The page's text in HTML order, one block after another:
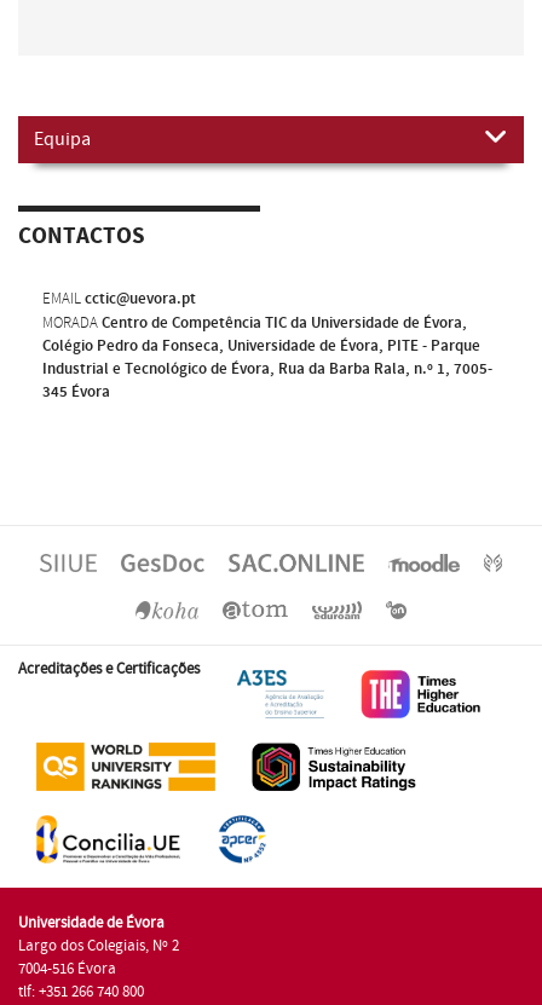
Equipa
CONTACTOS
EMAILcctic@uevora.pt
MORADACentro de Competência TIC da Universidade de Évora,
Colégio Pedro da Fonseca, Universidade de Évora, PITE - Parque
Industrial e Tecnológico de Évora, Rua da Barba Rala, n.º 1, 7005-
345 Évora
Acreditações e Certificações
Universidade de Évora
Largo dos Colegiais, Nº 2
7004-516 Évora
tlf: +351 266 740 800